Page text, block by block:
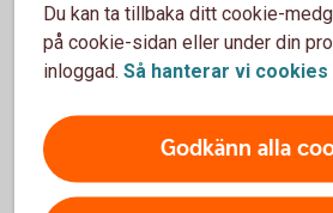
Logga in och aktivera
Använd en kod för att
dig med Mobilt BankID eller
Skaffa Mobilt BankID
Du kan ta tillbaka ditt cookie-
på cookie-sidan eller under din
inloggad. Så hanterar vi cookies
Godkänn alla